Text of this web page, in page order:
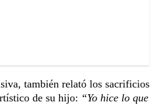
también relató los sacrificios
de su hijo: “Yo hice lo que